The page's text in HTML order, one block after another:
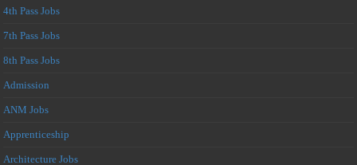
4th Pass Jobs
7th Pass Jobs
8th Pass Jobs
Admission
ANM Jobs
Apprenticeship
Architecture Jobs